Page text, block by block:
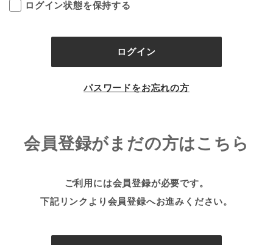
ログイン状態を保持する
パスワードをお忘れの方
会員登録がまだの方はこちら
ご利用には会員登録が必要です。
下記リンクより会員登録へお進みください。